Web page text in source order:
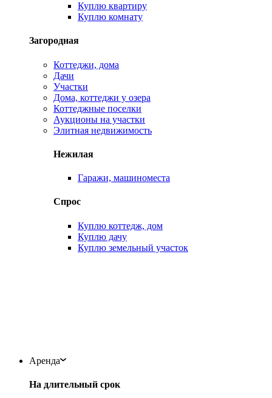
Куплю квартиру
Куплю комнату
Загородная
Коттеджи, дома
Дачи
Участки
Дома, коттеджи у озера
Коттеджные поселки
Аукционы на участки
Элитная недвижимость
Нежилая
Гаражи, машиноместа
Спрос
Куплю коттедж, дом
Куплю дачу
Куплю земельный участок
Аренда
На длительный срок